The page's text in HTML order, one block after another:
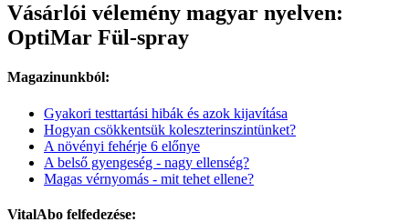
Vásárlói vélemény magyar nyelven:
OptiMar Fül-spray
Magazinunkból:
Gyakori testtartási hibák és azok kijavítása
Hogyan csökkentsük koleszterinszintünket?
A növényi fehérje 6 előnye
A belső gyengeség - nagy ellenség?
Magas vérnyomás - mit tehet ellene?
VitalAbo felfedezése: